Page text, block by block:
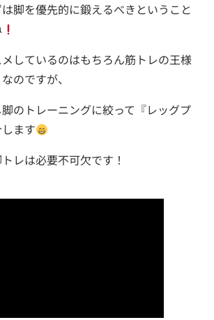
脚を優先的に鍛えるべきということ
しているのはもちろん筋トレの王様
のですが、
のトレーニングに絞って『レッグプ
ます
レは必要不可欠です！